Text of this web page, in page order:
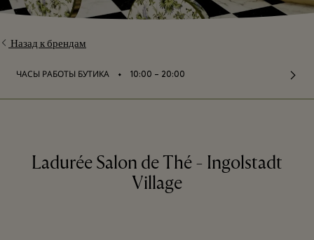
Назад к брендам
ЧАСЫ РАБОТЫ БУТИКА ⬩ 10:00 – 20:00
Ladurée Salon de Thé - Ingolstadt
Village